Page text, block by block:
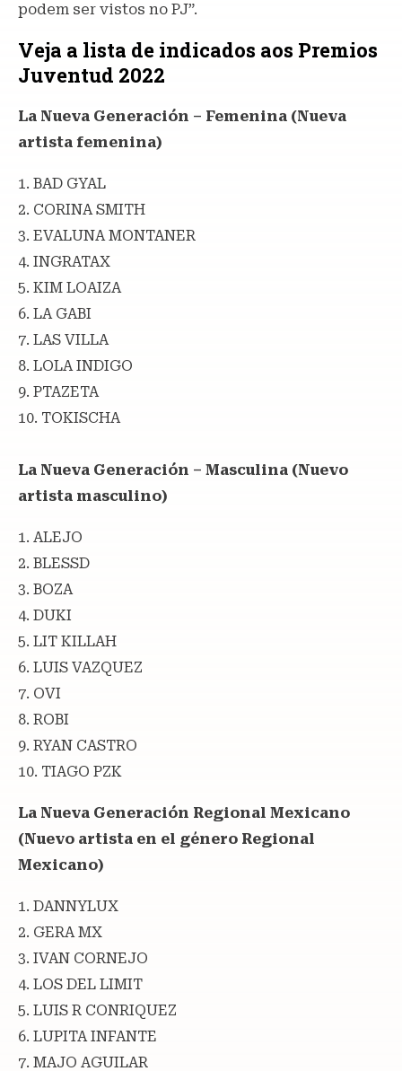
podem ser vistos no PJ”.
Veja a lista de indicados aos Premios
Juventud 2022
La Nueva Generación – Femenina (Nueva
artista femenina)
1. BAD GYAL
2. CORINA SMITH
3. EVALUNA MONTANER
4. INGRATAX
5. KIM LOAIZA
6. LA GABI
7. LAS VILLA
8. LOLA INDIGO
9. PTAZETA
10. TOKISCHA
La Nueva Generación – Masculina (Nuevo
artista masculino)
1. ALEJO
2. BLESSD
3. BOZA
4. DUKI
5. LIT KILLAH
6. LUIS VAZQUEZ
7. OVI
8. ROBI
9. RYAN CASTRO
10. TIAGO PZK
La Nueva Generación Regional Mexicano
(Nuevo artista en el género Regional
Mexicano)
1. DANNYLUX
2. GERA MX
3. IVAN CORNEJO
4. LOS DEL LIMIT
5. LUIS R CONRIQUEZ
6. LUPITA INFANTE
7. MAJO AGUILAR